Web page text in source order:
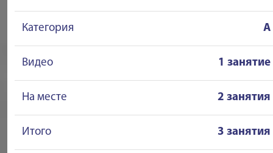
Категория A
Видео 1 занятие
На месте 2 занятия
Итого 3 занятия